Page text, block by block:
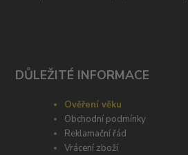
DŮLEŽITÉ INFORMACE
Ověření věku
Obchodní podmínky
Reklamační řád
Vrácení zboží